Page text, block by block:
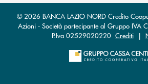
© 2026 BANCA LAZIO NORD Credito
Azioni - Società partecipante al Gruppo IVA
P.Iva 02529020220 Crediti|